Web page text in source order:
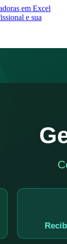
em Excel
e sua